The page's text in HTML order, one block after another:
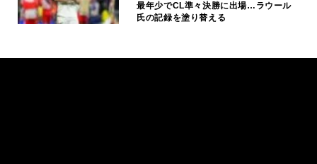
最年少でCL準々決勝に出場…ラウール
氏の記録を塗り替える